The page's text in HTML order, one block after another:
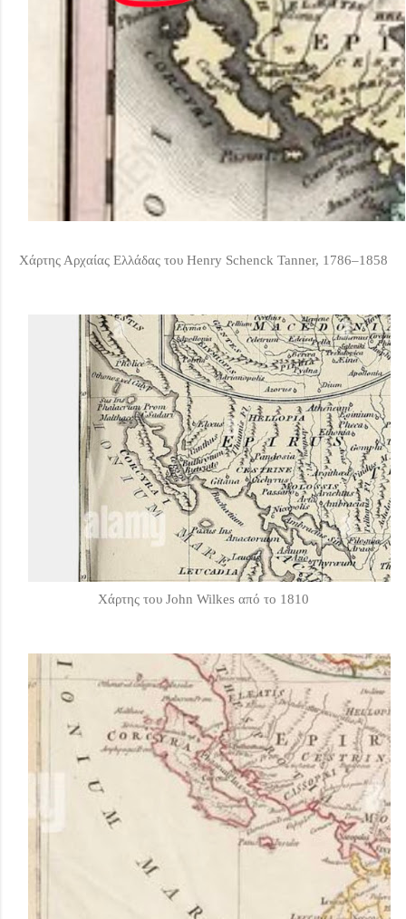
Χάρτης Αρχαίας Ελλάδας του Henry Schenck Tanner, 1786–1858
Χάρτης του John Wilkes από το 1810